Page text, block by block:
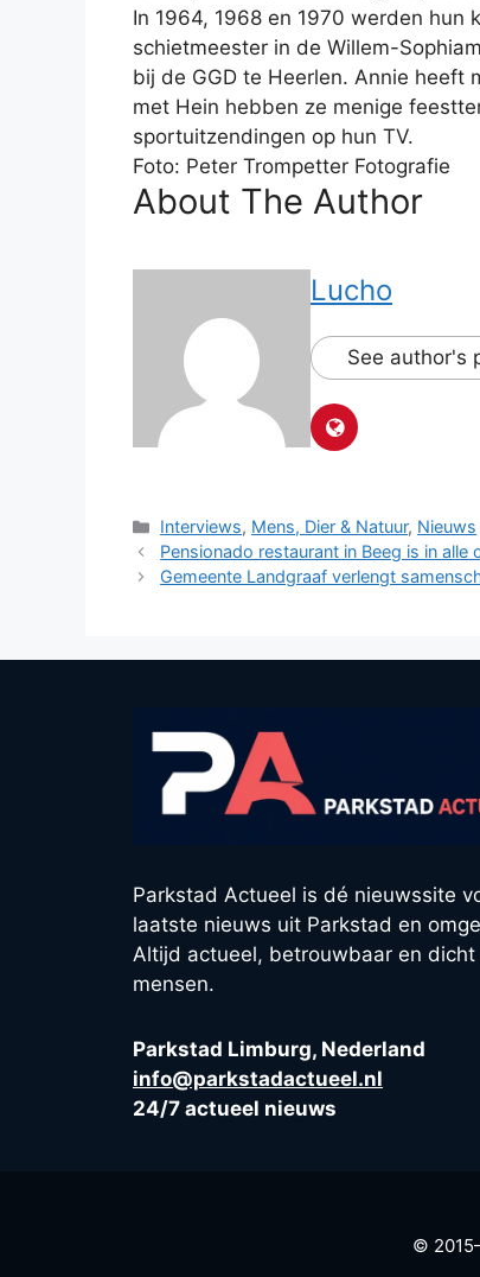
In 1964, 1968 en 1970 werden hun
schietmeester in de Willem-
bij de GGD te Heerlen. Annie heeft
met Hein hebben ze menige
sportuitzendingen op hun TV.
Foto: Peter Trompetter Fotografie
About The Author
Lucho
See author's
Categorieën
Interviews, Mens, Dier & Natuur, Nieuws
Pensionado restaurant in Beeg is in alle
Gemeente Landgraaf verlengt
Parkstad Actueel is dé nieuwssite
laatste nieuws uit Parkstad en
Altijd actueel, betrouwbaar en dicht
mensen.
Parkstad Limburg, Nederland
info@parkstadactueel.nl
24/7 actueel nieuws
©